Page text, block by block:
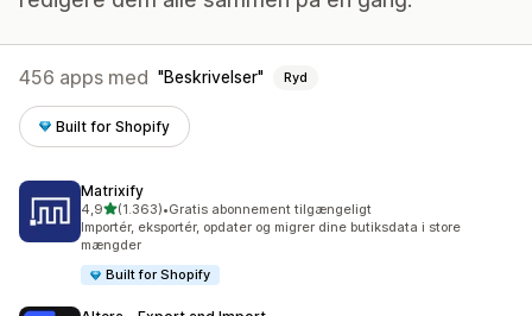
456 apps med Beskrivelser Ryd
Built for Shopify
Matrixify
4,9ud af 5 stjerner
(1.363)
1363 anmeldelser i alt
•Gratis abonnement tilgængeligt
Importér, eksportér, opdater og migrer dine butiksdata i store
mængder
Built for Shopify